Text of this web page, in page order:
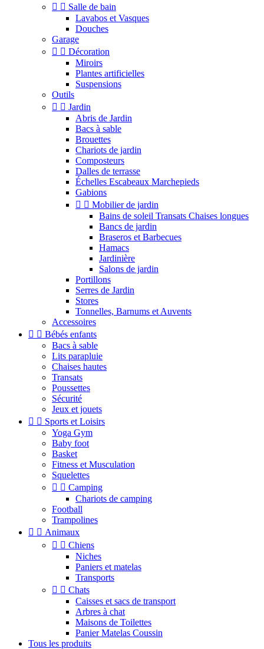
  Salle de bain
Lavabos et Vasques
Douches
Garage
  Décoration
Miroirs
Plantes artificielles
Suspensions
Outils
  Jardin
Abris de Jardin
Bacs à sable
Brouettes
Chariots de jardin
Composteurs
Dalles de terrasse
Échelles Escabeaux Marchepieds
Gabions
  Mobilier de jardin
Bains de soleil Transats Chaises longues
Bancs de jardin
Braseros et Barbecues
Hamacs
Jardinière
Salons de jardin
Portillons
Serres de Jardin
Stores
Tonnelles, Barnums et Auvents
Accessoires
  Bébés enfants
Bacs à sable
Lits parapluie
Chaises hautes
Transats
Poussettes
Sécurité
Jeux et jouets
  Sports et Loisirs
Yoga Gym
Baby foot
Basket
Fitness et Musculation
Squelettes
  Camping
Chariots de camping
Football
Trampolines
  Animaux
  Chiens
Niches
Paniers et matelas
Transports
  Chats
Caisses et sacs de transport
Arbres à chat
Maisons de Toilettes
Panier Matelas Coussin
Tous les produits